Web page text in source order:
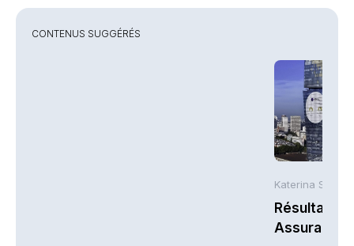
CONTENUS SUGGÉRÉS
Katerina
Résultats